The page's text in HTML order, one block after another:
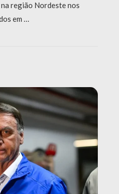
região Nordeste nos
em …